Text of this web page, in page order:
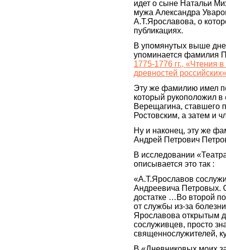
идет о сыне Натальи
мужа Александра
А.Т.Ярославова, о
публикациях.
В упомянутых выше
упоминается фамилия
1775-1776 гг., «Чтения
древностей российских»
Эту же фамилию имел
который рукоположил в
Верещагина, ставшего
Ростовским, а затем и
Ну и наконец, эту же
Андрей Петрович
В исследовании
описывается это так :
«А.Т.Ярославов
Андреевича Петровых.
достатке …Во второй
от службы из-за
Ярославова открытым
сослуживцев, просто
священнослужителей,